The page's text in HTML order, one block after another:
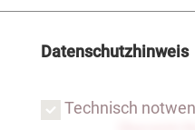
Datenschutzhinweis
Technisch